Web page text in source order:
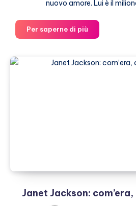
nuovo amore. Lui è il
Per saperne di più
Jackson
innamorata
Janet Jackson: